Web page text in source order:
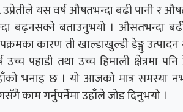
उप्रेतीले यस वर्ष औषतभन्दा बढी पानी र
बढ्नसक्ने बताउनुभयो । औसतभन्दा
कारण ती खाल्डाखुल्डी डेङ्गु
उच्च पहाडी तथा उच्च हिमाली
भनाइ छ । यो आजको मात्र समस्या
काम गर्नुपर्नेमा उहाँले जोड दिनुभयो ।